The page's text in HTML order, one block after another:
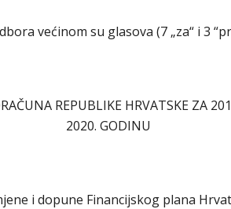
većinom su glasova (7 „za“ i 3
REPUBLIKE HRVATSKE ZA
2020. GODINU
i dopune Financijskog plana